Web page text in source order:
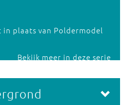
plaats van Poldermodel
Bekijk meer in deze serie